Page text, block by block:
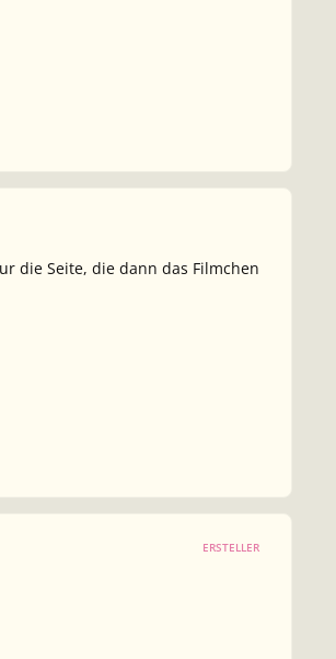
die Seite, die dann das Filmchen
ERSTELLER